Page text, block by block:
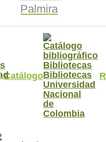
Palmira
Catálogo